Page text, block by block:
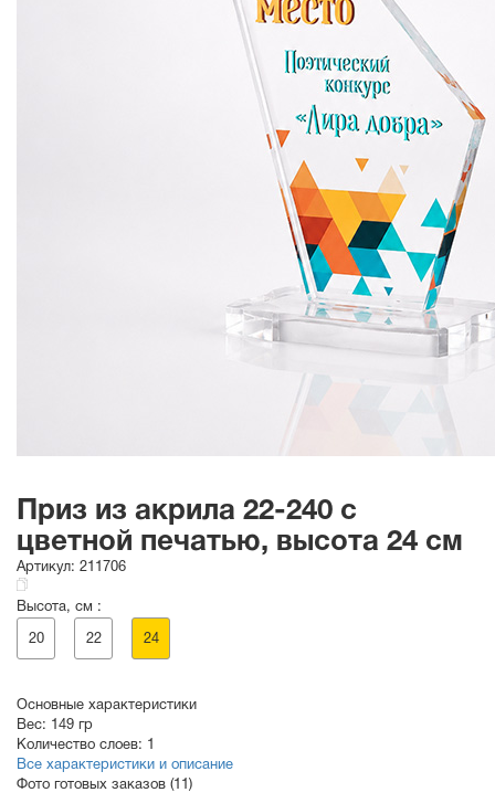
Приз из акрила 22-240 с
цветной печатью, высота 24 см
Артикул: 211706
Высота, см :
20 22 24
Основные характеристики
Вес: 149 гр
Количество слоев: 1
Все характеристики и описание
Фото готовых заказов (11)